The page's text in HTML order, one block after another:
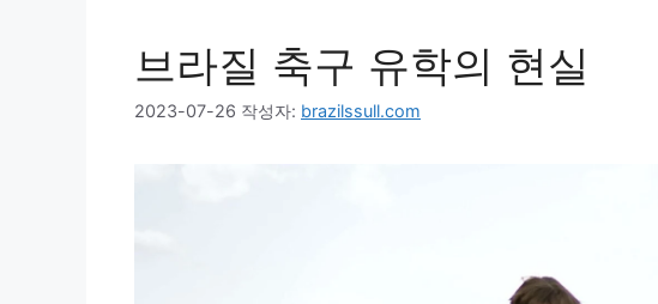
브라질 축구 유학의 현실
2023-07-26 작성자: brazilssull.com